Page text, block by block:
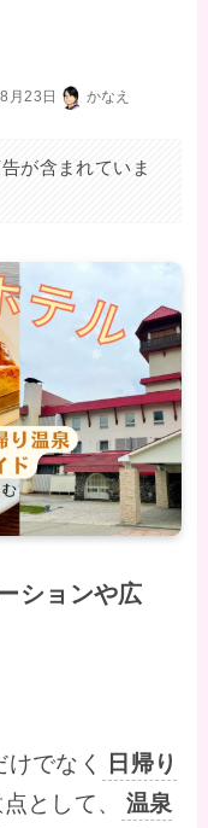
月23日 かなえ
が含まれていま
ションや広
でなく
日帰り
として、
温泉